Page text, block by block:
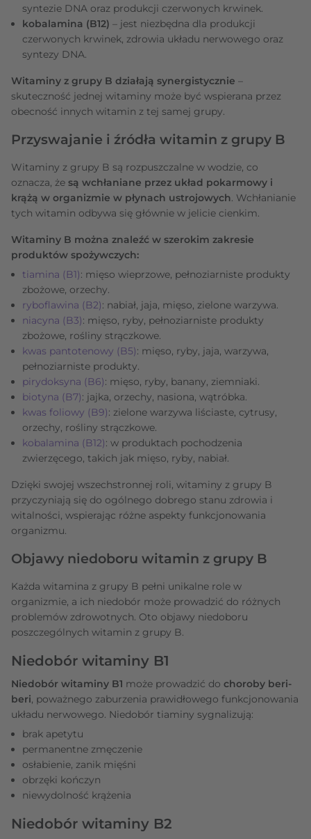
syntezie DNA oraz produkcji czerwonych krwinek.
kobalamina (B12) – jest niezbędna dla produkcji
czerwonych krwinek, zdrowia układu nerwowego oraz
syntezy DNA.
Witaminy z grupy B działają synergistycznie –
skuteczność jednej witaminy może być wspierana przez
obecność innych witamin z tej samej grupy.
Przyswajanie i źródła witamin z grupy B
Witaminy z grupy B są rozpuszczalne w wodzie, co
oznacza, że są wchłaniane przez układ pokarmowy i
krążą w organizmie w płynach ustrojowych. Wchłanianie
tych witamin odbywa się głównie w jelicie cienkim.
Witaminy B można znaleźć w szerokim zakresie
produktów spożywczych:
tiamina (B1): mięso wieprzowe, pełnoziarniste produkty
zbożowe, orzechy.
ryboflawina (B2): nabiał, jaja, mięso, zielone warzywa.
niacyna (B3): mięso, ryby, pełnoziarniste produkty
zbożowe, rośliny strączkowe.
kwas pantotenowy (B5): mięso, ryby, jaja, warzywa,
pełnoziarniste produkty.
pirydoksyna (B6): mięso, ryby, banany, ziemniaki.
biotyna (B7): jajka, orzechy, nasiona, wątróbka.
kwas foliowy (B9): zielone warzywa liściaste, cytrusy,
orzechy, rośliny strączkowe.
kobalamina (B12): w produktach pochodzenia
zwierzęcego, takich jak mięso, ryby, nabiał.
Dzięki swojej wszechstronnej roli, witaminy z grupy B
przyczyniają się do ogólnego dobrego stanu zdrowia i
witalności, wspierając różne aspekty funkcjonowania
organizmu.
Objawy niedoboru witamin z grupy B
Każda witamina z grupy B pełni unikalne role w
organizmie, a ich niedobór może prowadzić do różnych
problemów zdrowotnych. Oto objawy niedoboru
poszczególnych witamin z grupy B.
Niedobór witaminy B1
Niedobór witaminy B1 może prowadzić do choroby beri-
beri, poważnego zaburzenia prawidłowego funkcjonowania
układu nerwowego. Niedobór tiaminy sygnalizują:
brak apetytu
permanentne zmęczenie
osłabienie, zanik mięśni
obrzęki kończyn
niewydolność krążenia
Niedobór witaminy B2